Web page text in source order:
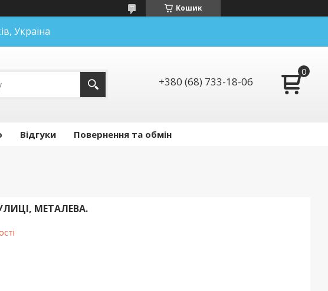
Кошик
Україна
+380 (68) 733-18-06
Відгуки Повернення та обмін
МЕТАЛЕВА.